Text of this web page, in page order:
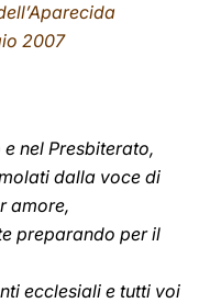
2007
nel Presbiterato,
dalla voce di
amore,
preparando per il
ecclesiali e tutti voi